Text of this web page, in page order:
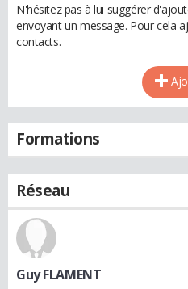
N'hésitez pas à lui suggérer
envoyant un message. Pour cela
contacts.
Formations
Réseau
Guy FLAMENT